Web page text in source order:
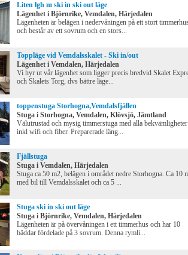
Liten lgh m ski in ski out läge
Lägenhet i Björnrike, Vemdalen, Härjedalen
Lägenheten är belägen i nedervåningen på ett stort
och består av ett sovrum och en stors...
Toppläge vid Vemdalsskalet - Ski in/out
Lägenhet i Vemdalen, Härjedalen
Vi hyr ut vår lägenhet som ligger precis bredvid Skalet
och Skalets Torg, dvs bättre läge...
toppenstuga Storhogna,Vemdalsfjällen
Stuga i Storhogna, Vemdalen, Klövsjö, Jämtland
Välutrustad och mysig timmerstuga med alla bekvämligheter
inkl wifi och fiber. Preparerade läng...
Fjällstuga
Stuga i Vemdalen, Härjedalen
Stuga ca 50 m2, belägen i området nedre Storhogna. Ca 10
med bil till Vemdalsskalet och ca 5 ...
Stuga ski in ski out läge
Stuga i Björnrike, Vemdalen, Härjedalen
Lägenheten är på övervåningen i ett timmerhus och har 10
bäddar fördelade på 3 sovrum. Denna rymli...